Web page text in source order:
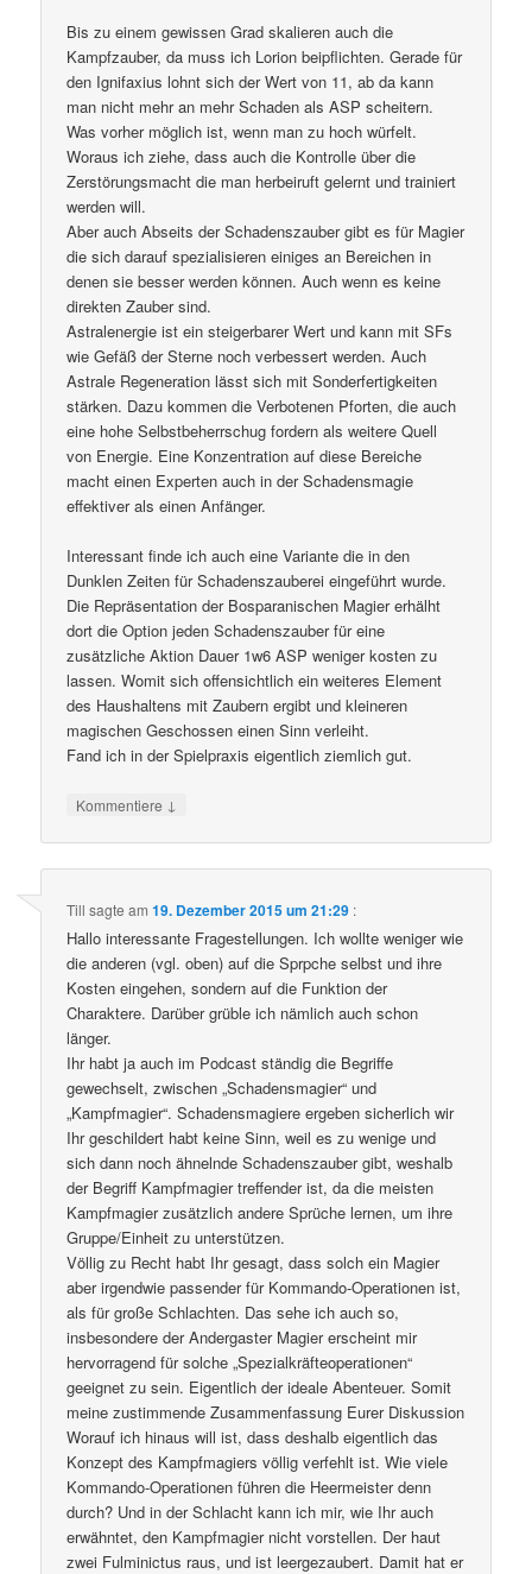
Bis zu einem gewissen Grad skalieren auch die
Kampfzauber, da muss ich Lorion beipflichten. Gerade für
den Ignifaxius lohnt sich der Wert von 11, ab da kann
man nicht mehr an mehr Schaden als ASP scheitern.
Was vorher möglich ist, wenn man zu hoch würfelt.
Woraus ich ziehe, dass auch die Kontrolle über die
Zerstörungsmacht die man herbeiruft gelernt und trainiert
werden will.
Aber auch Abseits der Schadenszauber gibt es für Magier
die sich darauf spezialisieren einiges an Bereichen in
denen sie besser werden können. Auch wenn es keine
direkten Zauber sind.
Astralenergie ist ein steigerbarer Wert und kann mit SFs
wie Gefäß der Sterne noch verbessert werden. Auch
Astrale Regeneration lässt sich mit Sonderfertigkeiten
stärken. Dazu kommen die Verbotenen Pforten, die auch
eine hohe Selbstbeherrschug fordern als weitere Quell
von Energie. Eine Konzentration auf diese Bereiche
macht einen Experten auch in der Schadensmagie
effektiver als einen Anfänger.
Interessant finde ich auch eine Variante die in den
Dunklen Zeiten für Schadenszauberei eingeführt wurde.
Die Repräsentation der Bosparanischen Magier erhälht
dort die Option jeden Schadenszauber für eine
zusätzliche Aktion Dauer 1w6 ASP weniger kosten zu
lassen. Womit sich offensichtlich ein weiteres Element
des Haushaltens mit Zaubern ergibt und kleineren
magischen Geschossen einen Sinn verleiht.
Fand ich in der Spielpraxis eigentlich ziemlich gut.
Kommentiere ↓
Till sagte am19. Dezember 2015 um 21:29 :
Hallo interessante Fragestellungen. Ich wollte weniger wie
die anderen (vgl. oben) auf die Sprpche selbst und ihre
Kosten eingehen, sondern auf die Funktion der
Charaktere. Darüber grüble ich nämlich auch schon
länger.
Ihr habt ja auch im Podcast ständig die Begriffe
gewechselt, zwischen „Schadensmagier“ und
„Kampfmagier“. Schadensmagiere ergeben sicherlich wir
Ihr geschildert habt keine Sinn, weil es zu wenige und
sich dann noch ähnelnde Schadenszauber gibt, weshalb
der Begriff Kampfmagier treffender ist, da die meisten
Kampfmagier zusätzlich andere Sprüche lernen, um ihre
Gruppe/Einheit zu unterstützen.
Völlig zu Recht habt Ihr gesagt, dass solch ein Magier
aber irgendwie passender für Kommando-Operationen ist,
als für große Schlachten. Das sehe ich auch so,
insbesondere der Andergaster Magier erscheint mir
hervorragend für solche „Spezialkräfteoperationen“
geeignet zu sein. Eigentlich der ideale Abenteuer. Somit
meine zustimmende Zusammenfassung Eurer Diskussion
Worauf ich hinaus will ist, dass deshalb eigentlich das
Konzept des Kampfmagiers völlig verfehlt ist. Wie viele
Kommando-Operationen führen die Heermeister denn
durch? Und in der Schlacht kann ich mir, wie Ihr auch
erwähntet, den Kampfmagier nicht vorstellen. Der haut
zwei Fulminictus raus, und ist leergezaubert. Damit hat er